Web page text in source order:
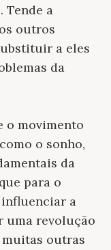
Tende a
outros
a eles
da
o movimento
o sonho,
da
para o
a
uma revolução
outras